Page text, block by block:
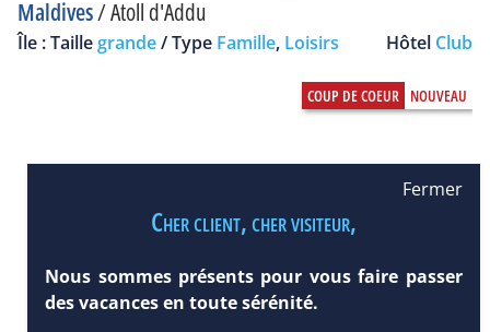
Maldives/Atoll d'Addu
Île : Taillegrande/ Type Famille, Loisirs Hôtel Club
Fermer
Cher client, cher visiteur,
Nous sommes présents pour vous faire passer
des vacances en toute sérénité.